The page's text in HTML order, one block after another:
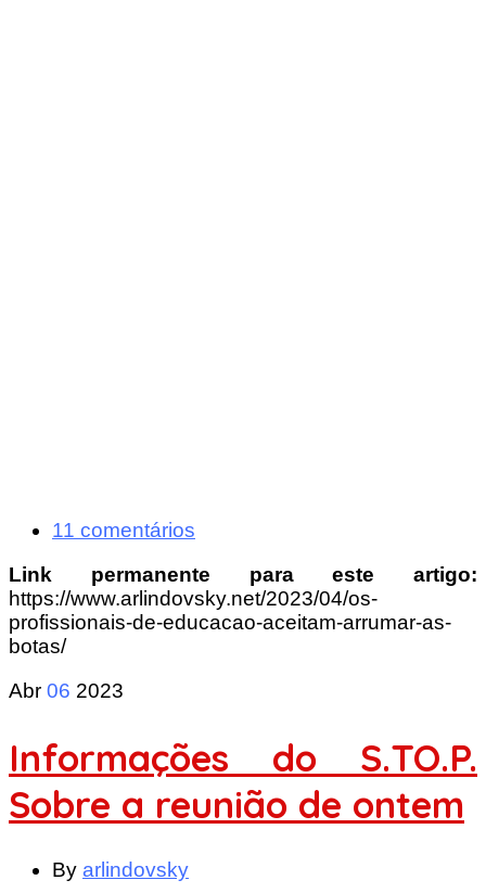
11 comentários
Link permanente para este artigo:
https://www.arlindovsky.net/2023/04/os-
profissionais-de-educacao-aceitam-arrumar-as-
botas/
Abr 06 2023
Informações do S.TO.P.
Sobre a reunião de ontem
By arlindovsky